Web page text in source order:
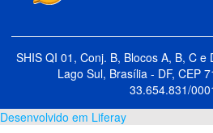
SHIS QI 01, Conj. B, Blocos A, B, C
Lago Sul, Brasília - DF, CEP
33.654.831/
Desenvolvido em Liferay